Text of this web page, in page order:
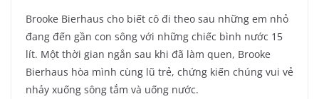
Brooke Bierhaus cho biết cô đi theo sau những em nhỏ
đang đến gần con sông với những chiếc bình nước 15
lít. Một thời gian ngắn sau khi đã làm quen, Brooke
Bierhaus hòa mình cùng lũ trẻ, chứng kiến chúng vui vẻ
nhảy xuống sông tắm và uống nước.